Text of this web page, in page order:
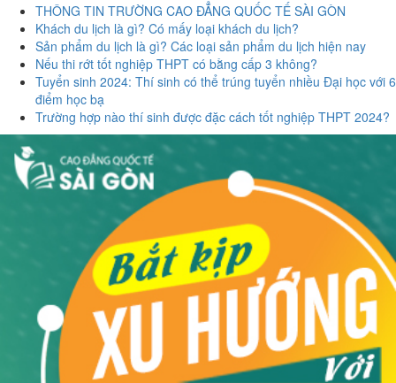
THÔNG TIN TRƯỜNG CAO ĐẲNG QUỐC TẾ SÀI GÒN
Khách du lịch là gì? Có mấy loại khách du lịch?
Sản phẩm du lịch là gì? Các loại sản phẩm du lịch hiện nay
Nếu thi rớt tốt nghiệp THPT có bằng cấp 3 không?
Tuyển sinh 2024: Thí sinh có thể trúng tuyển nhiều Đại học với 6
điểm học bạ
Trường hợp nào thí sinh được đặc cách tốt nghiệp THPT 2024?